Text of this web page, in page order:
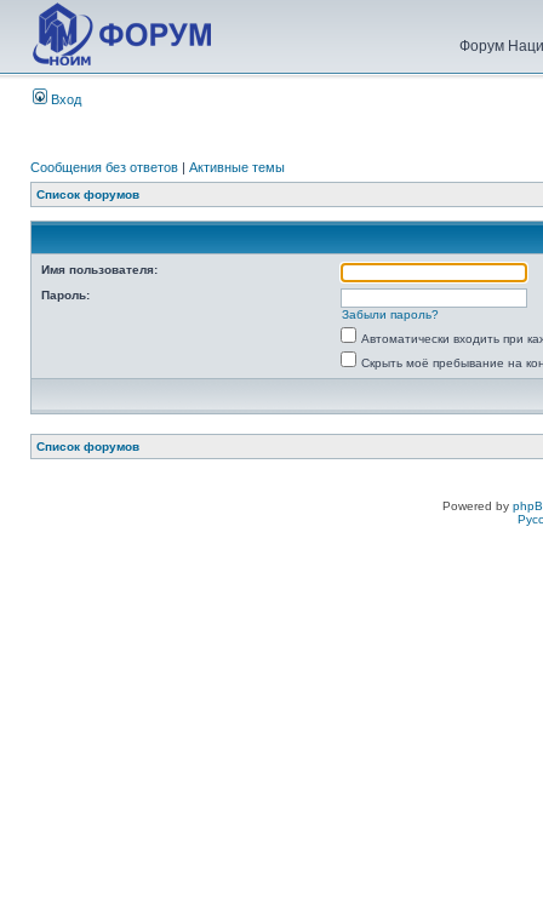
Форум
Вход
Сообщения без ответов | Активные темы
Список форумов
Имя пользователя:
Пароль:
Забыли пароль?
Автоматически входить при
Скрыть моё пребывание на
Список форумов
Powered by